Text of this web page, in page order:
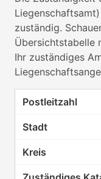
zuständig.
Übersichtstabelle
Ihr zuständiges